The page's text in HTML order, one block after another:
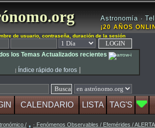
Astronomía ·
¡20 AÑOS
de usuario, contraseña, duración de la sesión
los Temas Actualizados recientes
| Índice rápido de foros |
CALENDARIO LISTA TAG'S
/ · Fenómenos Observables / Efemérides /